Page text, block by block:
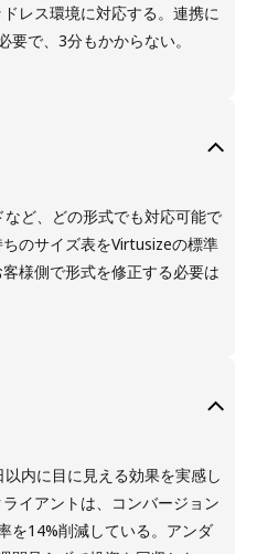
レス環境に対応する。連携に
で、3分もかからない。
など、どの形式でも対応可能で
のサイズ表をVirtusizeの標準
様側で形式を修正する必要は
内に目に見える効果を実感し
イアントは、コンバージョン
を14%削減している。アンダ